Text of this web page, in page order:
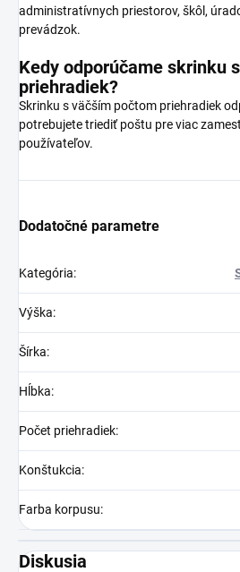
administratívnych priestorov, škôl,
prevádzok.
Kedy odporúčame skrinku
priehradiek?
Skrinku s väčším počtom priehradiek
potrebujete triediť poštu pre viac
používateľov.
Dodatočné parametre
Kategória:
Výška:
Šírka:
Hĺbka:
Počet priehradiek:
Konštukcia:
Farba korpusu:
Diskusia